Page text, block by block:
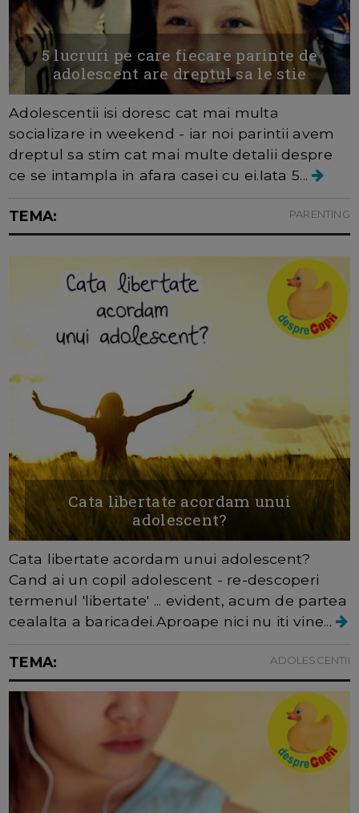
5 lucruri pe care fiecare parinte de
adolescent are dreptul sa le stie
Adolescentii isi doresc cat mai multa
socializare in weekend - iar noi parintii avem
dreptul sa stim cat mai multe detalii despre
ce se intampla in afara casei cu ei.Iata 5...
TEMA: PARENTING
Cata libertate acordam unui
adolescent?
Cata libertate acordam unui adolescent?
Cand ai un copil adolescent - re-descoperi
termenul 'libertate' ... evident, acum de partea
cealalta a baricadei.Aproape nici nu iti vine...
TEMA: ADOLESCENTII